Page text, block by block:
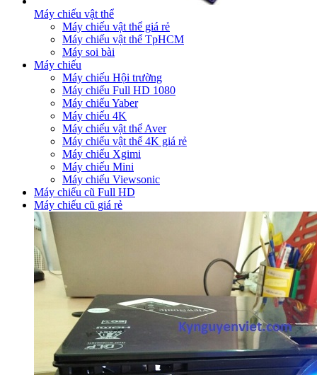
Máy chiếu vật thể
Máy chiếu vật thể giá rẻ
Máy chiếu vật thể TpHCM
Máy soi bài
Máy chiếu
Máy chiếu Hội trường
Máy chiếu Full HD 1080
Máy chiếu Yaber
Máy chiếu 4K
Máy chiếu vật thể Aver
Máy chiếu vật thể 4K giá rẻ
Máy chiếu Xgimi
Máy chiếu Mini
Máy chiếu Viewsonic
Máy chiếu cũ Full HD
Máy chiếu cũ giá rẻ